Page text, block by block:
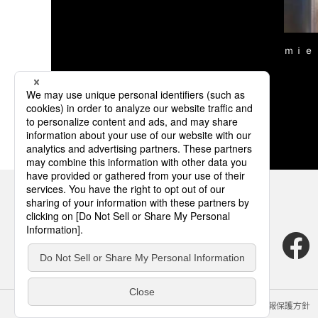
ｍｉｅ
サイトのご利用にあたって クッキーポリシー 個人情報保護方針